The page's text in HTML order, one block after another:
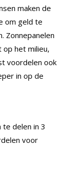
maken de
om geld te
Zonnepanelen
op het milieu,
voordelen ook
in op de
te delen in 3
voor